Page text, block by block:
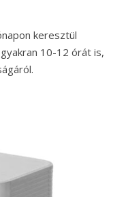
keresztül
10-12 órát is,